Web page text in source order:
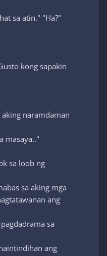
sa atin." "Ha?"
kong sapakin
naramdaman
masaya.."
sa loob ng
sa aking mga
ang
sa
ang